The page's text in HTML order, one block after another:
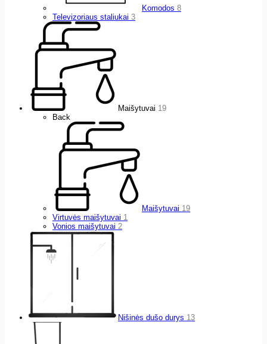
Komodos 8
Televizoriaus staliukai 3
Maišytuvai 19
Back
Maišytuvai 19
Virtuvės maišytuvai 1
Vonios maišytuvai 2
Nišinės dušo durys 13